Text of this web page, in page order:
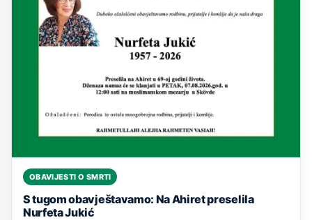
OBAVIJESTI O SMRTI
S tugom obavještavamo: Na Ahiret preselila
Nurfeta Jukić